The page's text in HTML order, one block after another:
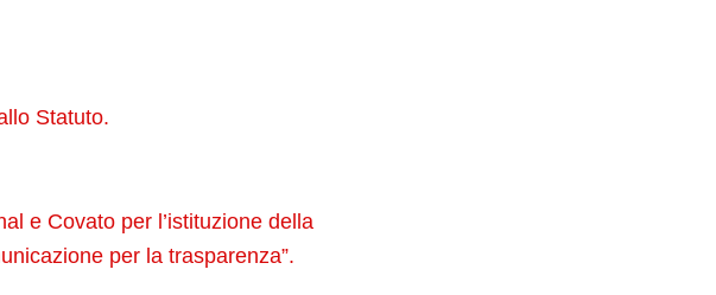
Statuto.
e Covato per l’istituzione della
per la trasparenza”.